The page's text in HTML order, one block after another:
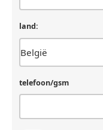
land:
telefoon/gsm